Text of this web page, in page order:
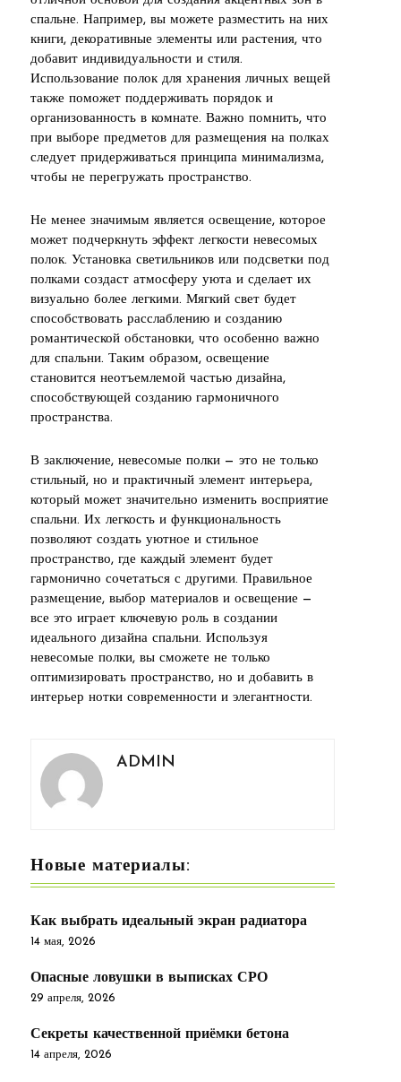
спальне. Например, вы можете разместить на них
книги, декоративные элементы или растения, что
добавит индивидуальности и стиля.
Использование полок для хранения личных вещей
также поможет поддерживать порядок и
организованность в комнате. Важно помнить, что
при выборе предметов для размещения на полках
следует придерживаться принципа минимализма,
чтобы не перегружать пространство.
Не менее значимым является освещение, которое
может подчеркнуть эффект легкости невесомых
полок. Установка светильников или подсветки под
полками создаст атмосферу уюта и сделает их
визуально более легкими. Мягкий свет будет
способствовать расслаблению и созданию
романтической обстановки, что особенно важно
для спальни. Таким образом, освещение
становится неотъемлемой частью дизайна,
способствующей созданию гармоничного
пространства.
В заключение, невесомые полки — это не только
стильный, но и практичный элемент интерьера,
который может значительно изменить восприятие
спальни. Их легкость и функциональность
позволяют создать уютное и стильное
пространство, где каждый элемент будет
гармонично сочетаться с другими. Правильное
размещение, выбор материалов и освещение —
все это играет ключевую роль в создании
идеального дизайна спальни. Используя
невесомые полки, вы сможете не только
оптимизировать пространство, но и добавить в
интерьер нотки современности и элегантности.
ADMIN
Новые материалы:
Как выбрать идеальный экран радиатора
14 мая, 2026
Опасные ловушки в выписках СРО
29 апреля, 2026
Секреты качественной приёмки бетона
14 апреля, 2026